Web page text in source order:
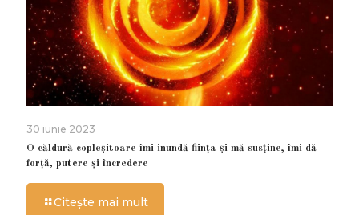
30 iunie 2023
O căldură copleșitoare îmi inundă ființa și mă susține, îmi dă
forță, putere și încredere
Citește mai mult